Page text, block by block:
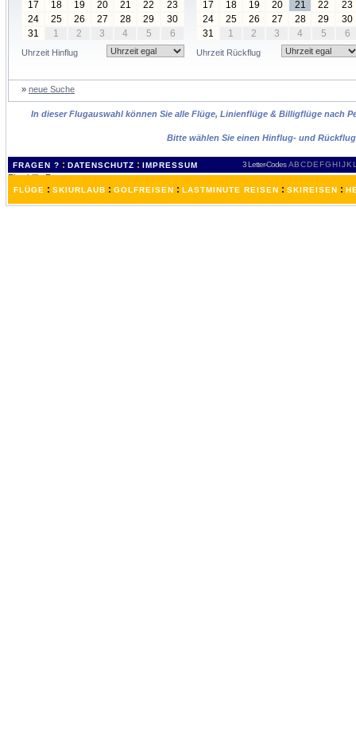
17
18 19 20 21 22
23
24
25 26 27 28 29
30
31
1 2 3 4 5 6
Uhrzeit Hinflug
17
18 19 20 21 22
23
24
25 26 27 28 29
30
31
1 2 3 4 5 6
Uhrzeit Rückflug
» neue Suche
In dieser Flugauswahl können Sie alle Flüge, Linienflüge & Billigflüge nach
Bitte wählen Sie einen Hinflug- und
FRAGEN ? : DATENSCHUTZ : IMPRESSUM 3 Letter-Codes ABCDEFGH IJKL
FLÜGE : SKIURLAUB : GOLFREISEN : LASTMINUTE REISEN : SKIREISEN :